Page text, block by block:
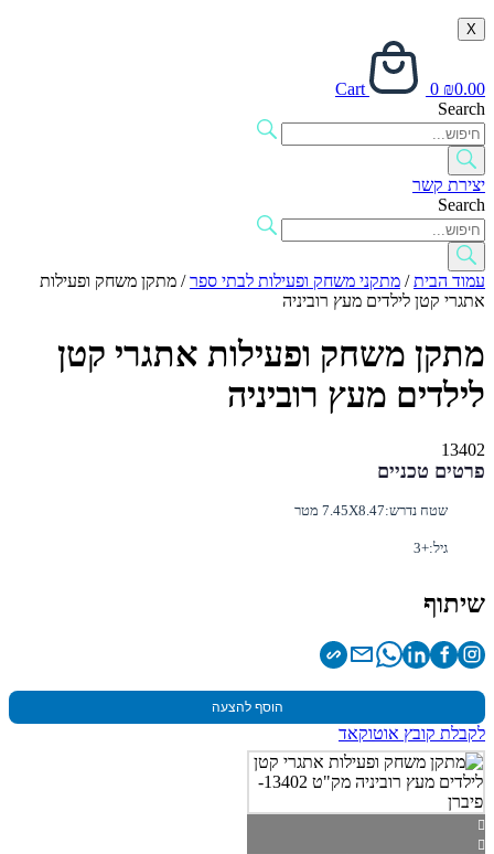
X
₪0.00
0
Cart
Search
יצירת קשר
Search
עמוד הבית/ מתקני משחק ופעילות לבתי ספר/ מתקן משחק ופעילות
אתגרי קטן לילדים מעץ רוביניה
מתקן משחק ופעילות אתגרי קטן
לילדים מעץ רוביניה
13402
פרטים טכניים
שטח נדרש:7.45X8.47 מטר
גיל:+3
שיתוף
הוסף להצעה
לקבלת קובץ אוטוקאד